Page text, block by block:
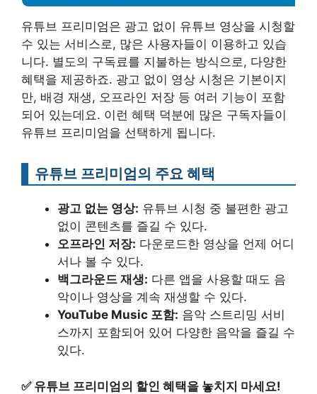
유튜브 프리미엄은 광고 없이 유튜브 영상을 시청할
수 있는 서비스로, 많은 사용자들이 이용하고 있습
니다. 별도의 구독료를 지불하는 방식으로, 다양한
혜택을 제공하죠. 광고 없이 영상 시청은 기본이지
만, 배경 재생, 오프라인 저장 등 여러 기능이 포함
되어 있는데요. 이런 혜택 덕분에 많은 구독자들이
유튜브 프리미엄을 선택하게 됩니다.
유튜브 프리미엄의 주요 혜택
광고 없는 영상: 유튜브 시청 중 불편한 광고
없이 콘텐츠를 즐길 수 있다.
오프라인 저장: 다운로드한 영상을 언제 어디
서나 볼 수 있다.
백그라운드 재생: 다른 앱을 사용할 때도 음
악이나 영상을 계속 재생할 수 있다.
YouTube Music 포함: 음악 스트리밍 서비
스까지 포함되어 있어 다양한 음악을 즐길 수
있다.
✅ 유튜브 프리미엄의 할인 혜택을 놓치지 마세요!